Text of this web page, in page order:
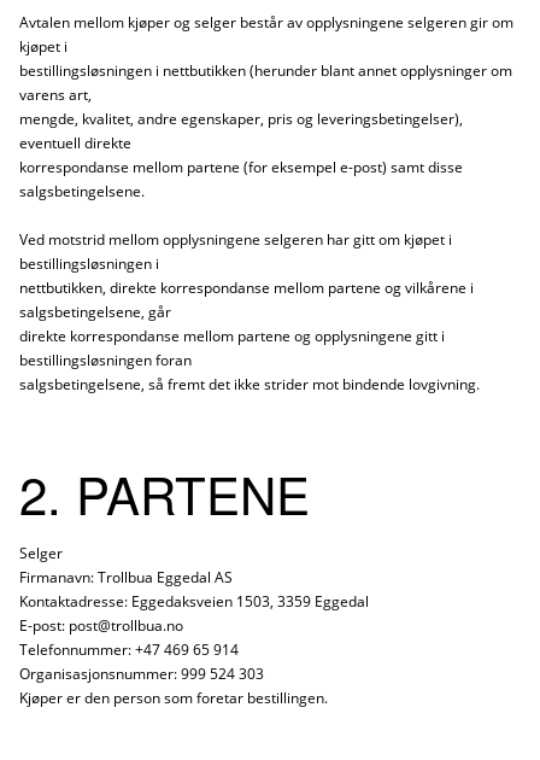
Avtalen mellom kjøper og selger består av opplysningene selgeren gir om
kjøpet i
bestillingsløsningen i nettbutikken (herunder blant annet opplysninger om
varens art,
mengde, kvalitet, andre egenskaper, pris og leveringsbetingelser),
eventuell direkte
korrespondanse mellom partene (for eksempel e-post) samt disse
salgsbetingelsene.
Ved motstrid mellom opplysningene selgeren har gitt om kjøpet i
bestillingsløsningen i
nettbutikken, direkte korrespondanse mellom partene og vilkårene i
salgsbetingelsene, går
direkte korrespondanse mellom partene og opplysningene gitt i
bestillingsløsningen foran
salgsbetingelsene, så fremt det ikke strider mot bindende lovgivning.
2. PARTENE
Selger
Firmanavn: Trollbua Eggedal AS
Kontaktadresse: Eggedaksveien 1503, 3359 Eggedal
E-post: post@trollbua.no
Telefonnummer: +47 469 65 914
Organisasjonsnummer: 999 524 303
Kjøper er den person som foretar bestillingen.